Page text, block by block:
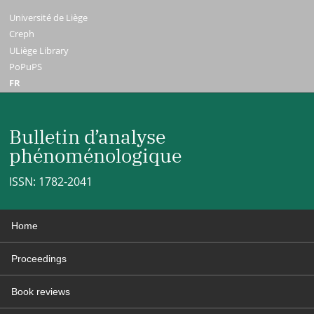
Université de Liège
Creph
ULiège Library
PoPuPS
FR
Bulletin d’analyse
phénoménologique
ISSN: 1782-2041
Home
Proceedings
Book reviews